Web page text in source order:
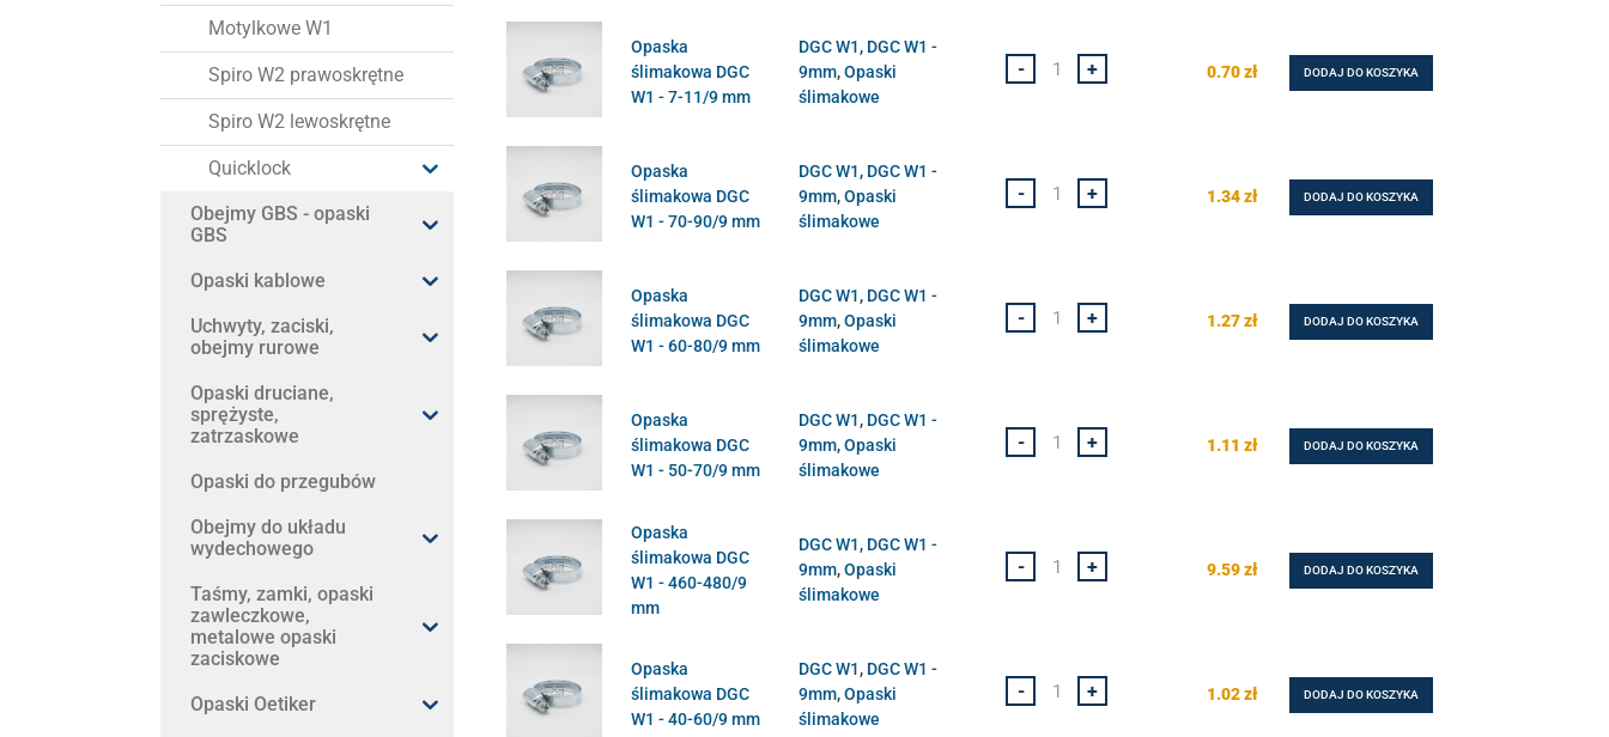
Motylkowe W1
Spiro W2 prawoskrętne
Spiro W2 lewoskrętne
Quicklock
Obejmy GBS - opaski
GBS
Opaski kablowe
Uchwyty, zaciski,
obejmy rurowe
Opaski druciane,
sprężyste,
zatrzaskowe
Opaski do przegubów
Obejmy do układu
wydechowego
Taśmy, zamki, opaski
zawleczkowe,
metalowe opaski
zaciskowe
Opaski Oetiker
Opaska
ślimakowa DGC
W1 - 7-11/9 mm
DGC W1, DGC W1 -
9mm,Opaski
ślimakowe
- + 0.70zł DODAJ DO KOSZYKA
Opaska
ślimakowa DGC
W1 - 70-90/9 mm
DGC W1, DGC W1 -
9mm,Opaski
ślimakowe
- + 1.34zł DODAJ DO KOSZYKA
Opaska
ślimakowa DGC
W1 - 60-80/9 mm
DGC W1, DGC W1 -
9mm,Opaski
ślimakowe
- + 1.27zł DODAJ DO KOSZYKA
Opaska
ślimakowa DGC
W1 - 50-70/9 mm
DGC W1, DGC W1 -
9mm,Opaski
ślimakowe
- + 1.11zł DODAJ DO KOSZYKA
Opaska
ślimakowa DGC
W1 - 460-480/9
mm
DGC W1, DGC W1 -
9mm,Opaski
ślimakowe
- + 9.59zł DODAJ DO KOSZYKA
Opaska
ślimakowa DGC
W1 - 40-60/9 mm
DGC W1, DGC W1 -
9mm,Opaski
ślimakowe
- + 1.02zł DODAJ DO KOSZYKA